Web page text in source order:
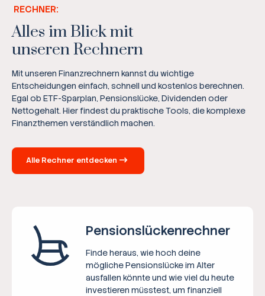
RECHNER:
Alles im Blick mit
unseren Rechnern
Mit unseren Finanzrechnern kannst du wichtige
Entscheidungen einfach, schnell und kostenlos berechnen.
Egal ob ETF-Sparplan, Pensionslücke, Dividenden oder
Nettogehalt. Hier findest du praktische Tools, die komplexe
Finanzthemen verständlich machen.
Alle Rechner entdecken
Pensions­lücken­rechner
Finde heraus, wie hoch deine
mögliche Pensionslücke im Alter
ausfallen könnte und wie viel du heute
investieren müsstest, um finanziell